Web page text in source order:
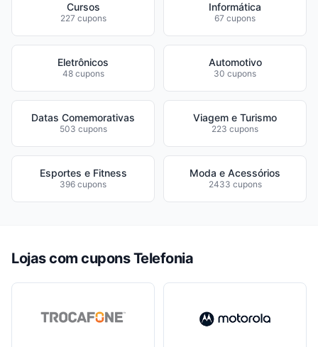
Cursos
227 cupons
Informática
67 cupons
Eletrônicos
48 cupons
Automotivo
30 cupons
Datas Comemorativas
503 cupons
Viagem e Turismo
223 cupons
Esportes e Fitness
396 cupons
Moda e Acessórios
2433 cupons
Lojas com cupons Telefonia